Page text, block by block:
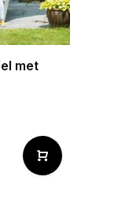
met